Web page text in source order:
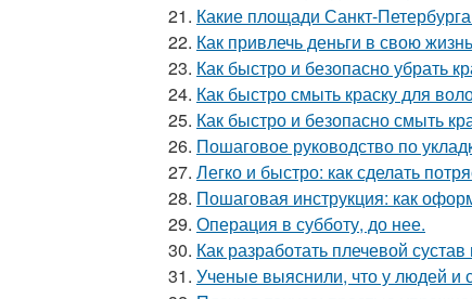
21. Какие площади Санкт-
22. Как привлечь деньги в свою
23. Как быстро и безопасно убрать
24. Как быстро смыть краску для
25. Как быстро и безопасно смыть
26. Пошаговое руководство по
27. Легко и быстро: как сделать
28. Пошаговая инструкция: как
29. Операция в субботу, до нее.
30. Как разработать плечевой
31. Ученые выяснили, что у людей и